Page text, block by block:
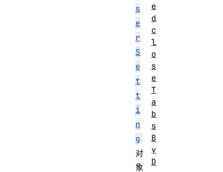
s
e
r
S
e
t
t
i
n
g
对
象
e
d
c
l
o
s
e
T
a
b
s
B
y
D